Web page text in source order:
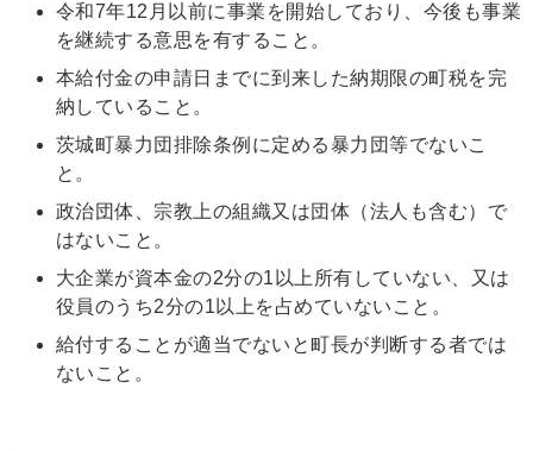
令和7年12月以前に事業を開始しており、今後も事業
を継続する意思を有すること。
本給付金の申請日までに到来した納期限の町税を完
納していること。
茨城町暴力団排除条例に定める暴力団等でないこ
と。
政治団体、宗教上の組織又は団体（法人も含む）で
はないこと。
大企業が資本金の2分の1以上所有していない、又は
役員のうち2分の1以上を占めていないこと。
給付することが適当でないと町長が判断する者では
ないこと。